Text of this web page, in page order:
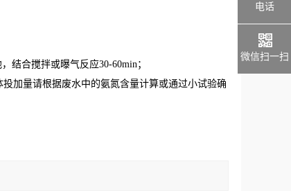
结合搅拌或曝气反应30-60min；
加量请根据废水中的氨氮含量计算或通过小试验确
电话
微信扫一扫